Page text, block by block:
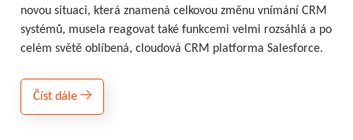
novou situaci, která znamená celkovou změnu vnímání CRM
systémů, musela reagovat také funkcemi velmi rozsáhlá a po
celém světě oblíbená, cloudová CRM platforma Salesforce.
Číst dále